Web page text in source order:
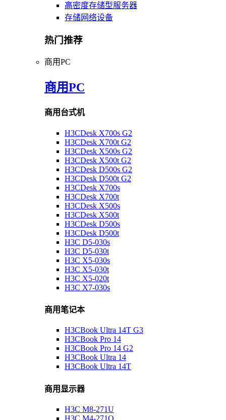
高密度存储型服务器
存储网络设备
热门推荐
商用PC
商用PC
商用台式机
H3CDesk X700s G2
H3CDesk X700t G2
H3CDesk X500s G2
H3CDesk X500t G2
H3CDesk D500s G2
H3CDesk D500t G2
H3CDesk X700s
H3CDesk X700t
H3CDesk X500s
H3CDesk X500t
H3CDesk D500s
H3CDesk D500t
H3C D5-030s
H3C D5-030t
H3C X5-030s
H3C X5-030t
H3C X5-020t
H3C X7-030s
商用笔记本
H3CBook Ultra 14T G3
H3CBook Pro 14
H3CBook Pro 14 G2
H3CBook Ultra 14
H3CBook Ultra 14T
商用显示器
H3C M8-271U
H3C M4-271Q